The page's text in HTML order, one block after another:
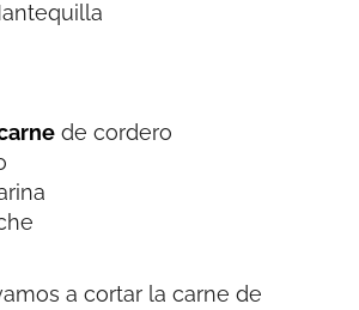
de cordero
a cortar la carne de